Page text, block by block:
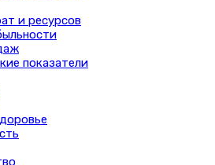
и ресурсов
показатели